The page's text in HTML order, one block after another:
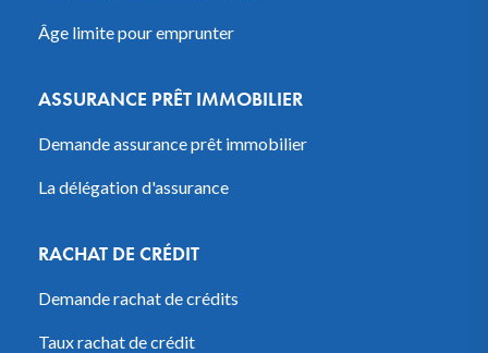
Âge limite pour emprunter
ASSURANCE PRÊT IMMOBILIER
Demande assurance prêt immobilier
La délégation d'assurance
RACHAT DE CRÉDIT
Demande rachat de crédits
Taux rachat de crédit